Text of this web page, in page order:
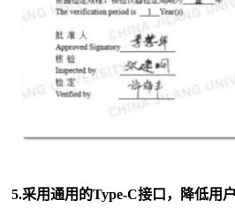
5.采用通用的Type-C接口，降低用